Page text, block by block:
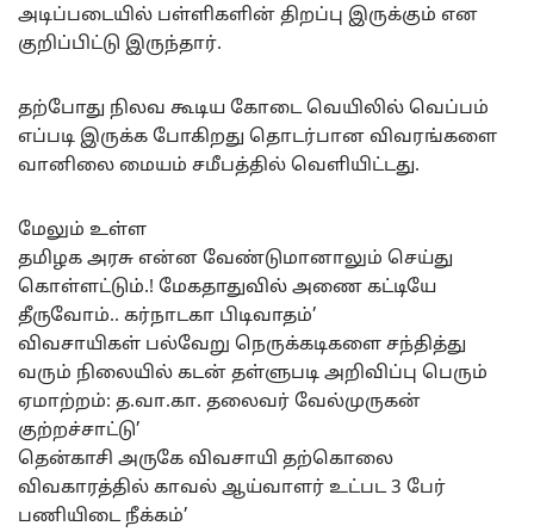
அடிப்படையில் பள்ளிகளின் திறப்பு இருக்கும் என
குறிப்பிட்டு இருந்தார்.
தற்போது நிலவ கூடிய கோடை வெயிலில் வெப்பம்
எப்படி இருக்க போகிறது தொடர்பான விவரங்களை
வானிலை மையம் சமீபத்தில் வெளியிட்டது.
மேலும் உள்ள
தமிழக அரசு என்ன வேண்டுமானாலும் செய்து
கொள்ளட்டும்.! மேகதாதுவில் அணை கட்டியே
தீருவோம்.. கர்நாடகா பிடிவாதம்’
விவசாயிகள் பல்வேறு நெருக்கடிகளை சந்தித்து
வரும் நிலையில் கடன் தள்ளுபடி அறிவிப்பு பெரும்
ஏமாற்றம்: த.வா.கா. தலைவர் வேல்முருகன்
குற்றச்சாட்டு’
தென்காசி அருகே விவசாயி தற்கொலை
விவகாரத்தில் காவல் ஆய்வாளர் உட்பட 3 பேர்
பணியிடை நீக்கம்’